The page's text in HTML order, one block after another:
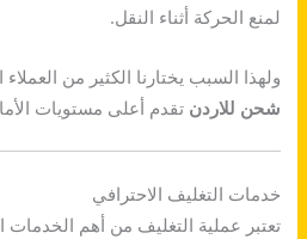
لمنع الحركة أثناء النقل.
ولهذا السبب يختارنا الكثير من
شحن للاردن تقدم أعلى مستويات
خدمات التغليف الاحترافي
تعتبر عملية التغليف من أهم الخدمات